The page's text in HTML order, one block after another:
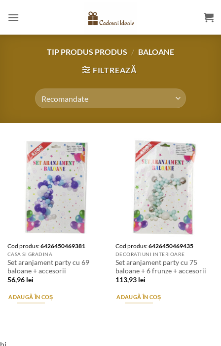
TIP PRODUS PRODUS / BALOANE
FILTREAZĂ
Cod produs:6426450469381
CASA SI GRADINA
Set aranjament party cu 69
baloane + accesorii
56,96 lei
ADAUGĂ ÎN COȘ
Cod produs:6426450469435
DECORATIUNI INTERIOARE
Set aranjament party cu 75
baloane + 6 frunze + accesorii
113,93 lei
ADAUGĂ ÎN COȘ